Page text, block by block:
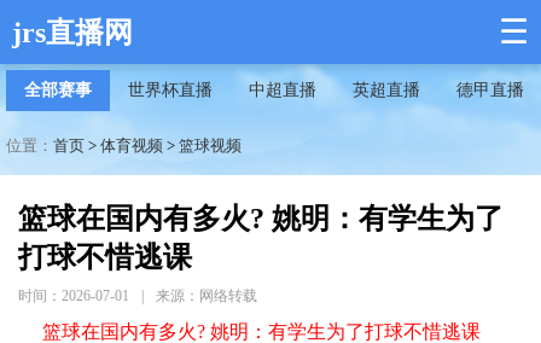
jrs直播网 ☰
全部赛事 世界杯直播 中超直播 英超直播 德甲直播
位置： 首页 > 体育视频 > 篮球视频
篮球在国内有多火? 姚明：有学生为了
打球不惜逃课
时间：2026-07-01 来源：网络转载
篮球在国内有多火? 姚明：有学生为了打球不惜逃课